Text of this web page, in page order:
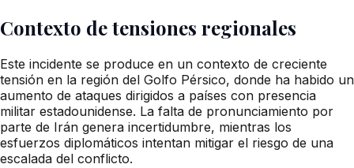
Contexto de tensiones regionales
Este incidente se produce en un contexto de creciente
tensión en la región del Golfo Pérsico, donde ha habido un
aumento de ataques dirigidos a países con presencia
militar estadounidense. La falta de pronunciamiento por
parte de Irán genera incertidumbre, mientras los
esfuerzos diplomáticos intentan mitigar el riesgo de una
escalada del conflicto.